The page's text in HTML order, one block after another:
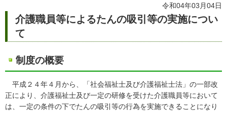
令和04年03月04日
介護職員等によるたんの吸引等の実施につい
て
制度の概要
平成２４年４月から、「社会福祉士及び介護福祉士法」の一部改
正により、介護福祉士及び一定の研修を受けた介護職員等において
は、一定の条件の下でたんの吸引等の行為を実施できることになり